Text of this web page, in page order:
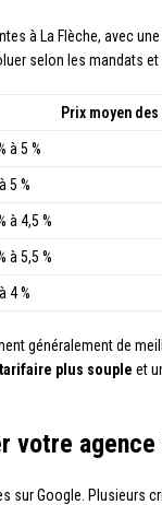
à La Flèche, avec
selon les mandats
Prix moyen
à 5 %
5 %
à 4,5 %
à 5,5 %
4 %
généralement de
plus souple et
agence
sur Google. Plusieurs